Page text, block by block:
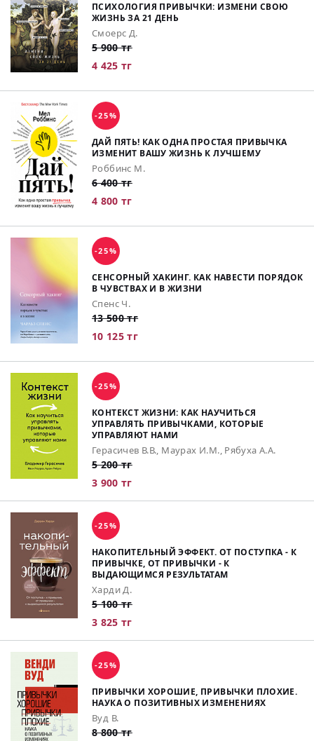
ПСИХОЛОГИЯ ПРИВЫЧКИ: ИЗМЕНИ СВОЮ
ЖИЗНЬ ЗА 21 ДЕНЬ
Смоерс Д.
5 900 тг
4 425 тг
-25%
ДАЙ ПЯТЬ! КАК ОДНА ПРОСТАЯ ПРИВЫЧКА
ИЗМЕНИТ ВАШУ ЖИЗНЬ К ЛУЧШЕМУ
Роббинс М.
6 400 тг
4 800 тг
-25%
СЕНСОРНЫЙ ХАКИНГ. КАК НАВЕСТИ ПОРЯДОК
В ЧУВСТВАХ И В ЖИЗНИ
Спенс Ч.
13 500 тг
10 125 тг
-25%
КОНТЕКСТ ЖИЗНИ: КАК НАУЧИТЬСЯ
УПРАВЛЯТЬ ПРИВЫЧКАМИ, КОТОРЫЕ
УПРАВЛЯЮТ НАМИ
Герасичев В.В., Маурах И.М., Рябуха А.А.
5 200 тг
3 900 тг
-25%
НАКОПИТЕЛЬНЫЙ ЭФФЕКТ. ОТ ПОСТУПКА - К
ПРИВЫЧКЕ, ОТ ПРИВЫЧКИ - К
ВЫДАЮЩИМСЯ РЕЗУЛЬТАТАМ
Харди Д.
5 100 тг
3 825 тг
-25%
ПРИВЫЧКИ ХОРОШИЕ, ПРИВЫЧКИ ПЛОХИЕ.
НАУКА О ПОЗИТИВНЫХ ИЗМЕНЕНИЯХ
Вуд В.
8 800 тг